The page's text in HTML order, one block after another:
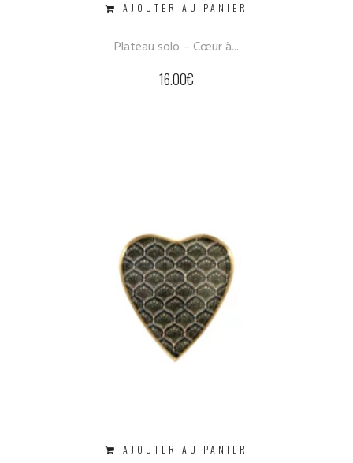
AJOUTER AU PANIER
Plateau solo – Cœur à...
16.00€
AJOUTER AU PANIER